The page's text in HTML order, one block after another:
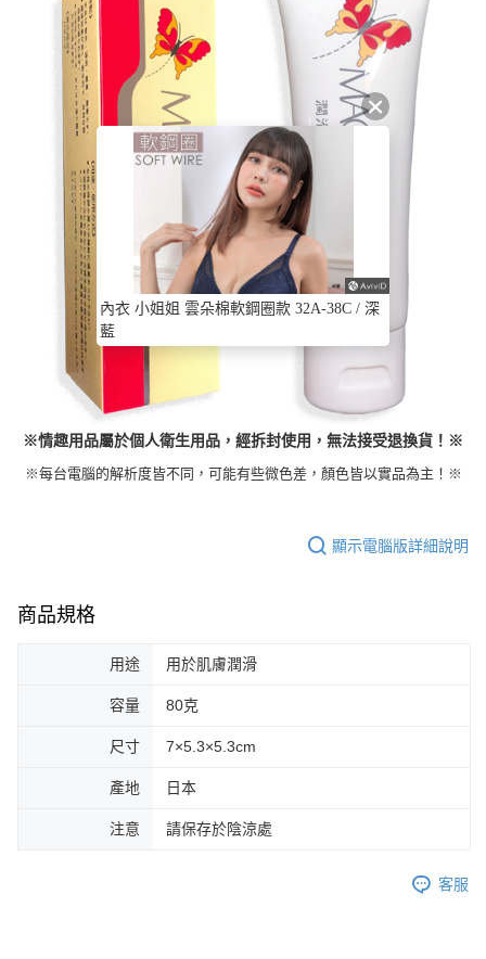
※情趣用品屬於個人衛生用品，經拆封使用，無法接受退換貨！※
※每台電腦的解析度皆不同，可能有些微色差，顏色皆以實品為主！※
顯示電腦版詳細說明
商品規格
用途 用於肌膚潤滑
容量 80克
尺寸 7×5.3×5.3cm
產地 日本
注意 請保存於陰涼處
客服
內衣 小姐姐 雲朵棉軟鋼圈款 32A-38C / 深
藍